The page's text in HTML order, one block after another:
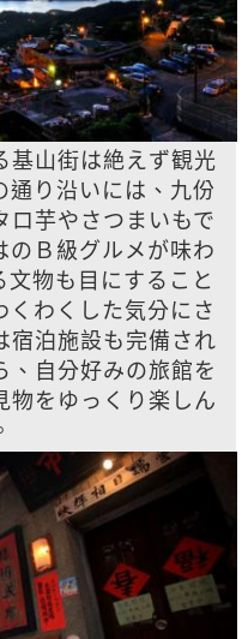
山街は絶えず観光
通り沿いには、九份
ロ芋やさつまいもで
のＢ級グルメが味わ
文物も目にすること
くわくした気分にさ
宿泊施設も完備され
、自分好みの旅館を
物をゆっくり楽しん